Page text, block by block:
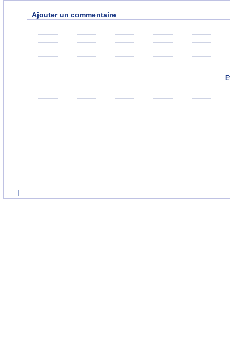
Ajouter un commentaire